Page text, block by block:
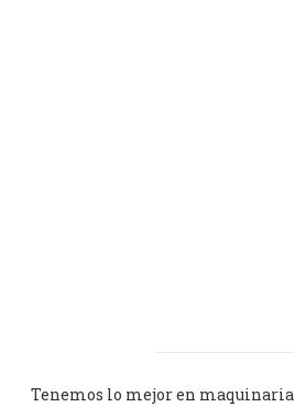
Tenemos lo mejor en maquinaria